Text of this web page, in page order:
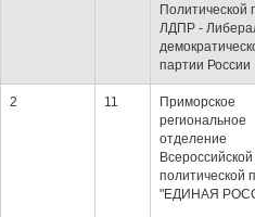
Политической
ЛДПР -
партии России
2 11
Приморское
региональное
отделение
Всероссийской
политической
"ЕДИНАЯ